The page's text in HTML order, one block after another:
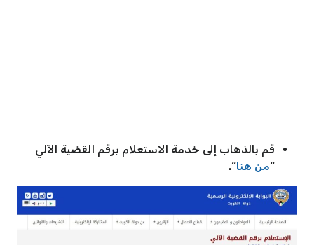
قم بالذهاب إلى خدمة الاستعلام برقم القضية الآلي
“من هنا“.